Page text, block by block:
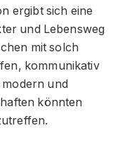
ergibt sich eine
und Lebensweg
mit solch
kommunikativ
und
könnten